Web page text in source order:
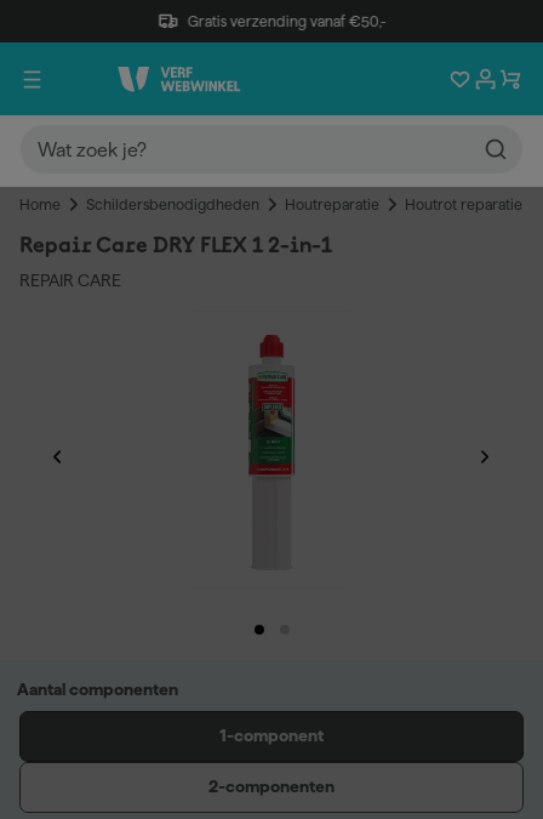
Gratis verzending vanaf €50,-
Home Schildersbenodigdheden Houtreparatie Houtrot reparatie
Repair Care DRY FLEX 1 2-in-1
REPAIR CARE
Aantal componenten
1-component
2-componenten